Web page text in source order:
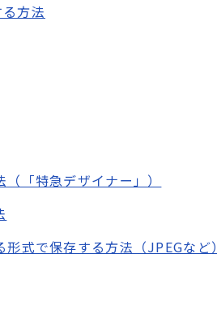
方法
「特急デザイナー」）
式で保存する方法（JPEGなど）